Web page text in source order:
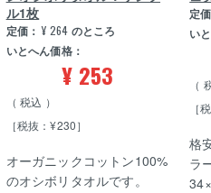
ル1枚
定価： ¥ 264 のところ
いとへん価格：
¥ 253
税込
［税抜：¥230］
オーガニックコットン100%
のオシボリタオルです。
定
い
［
格
ラ